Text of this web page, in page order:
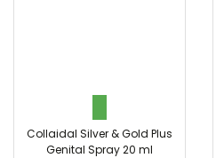
Collaidal Silver & Gold Plus
Genital Spray 20 ml